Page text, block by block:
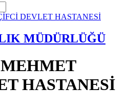
MÜDÜRLÜĞÜ
HASTANESİ